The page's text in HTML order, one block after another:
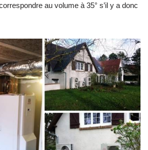
au volume à 35° s’il y a donc